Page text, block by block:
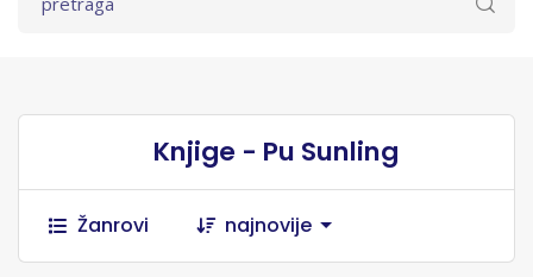
Knjige - Pu Sunling
Žanrovi najnovije